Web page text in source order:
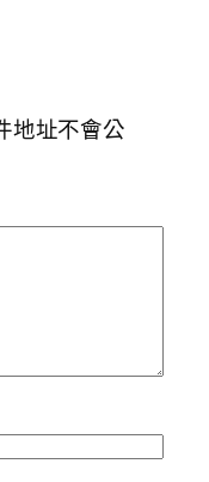
地址不會公